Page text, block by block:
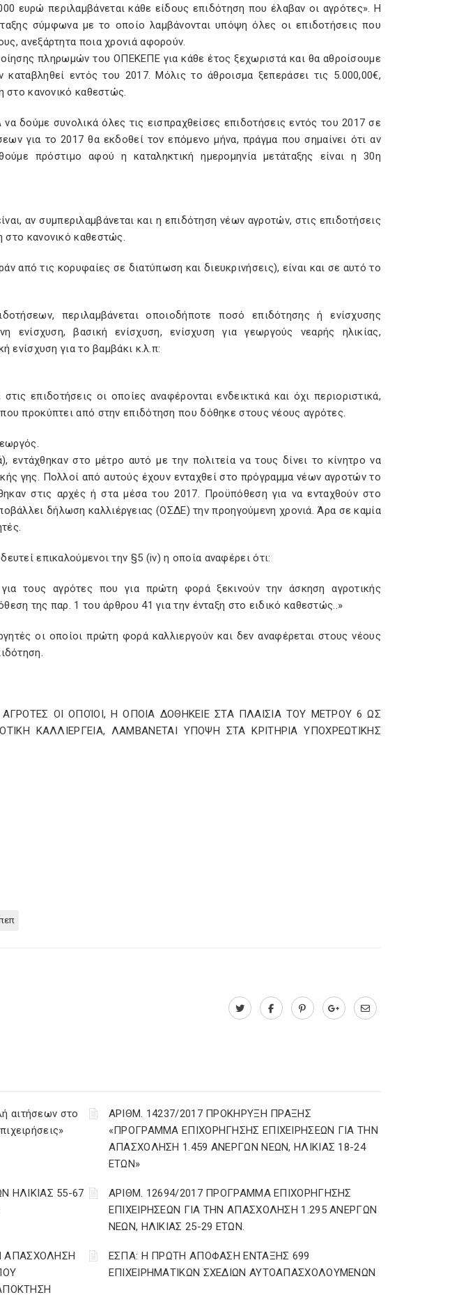
ευρώ περιλαμβάνεται κάθε είδους επιδότηση που έλαβαν οι αγρότες». Η
σύμφωνα με το οποίο λαμβάνονται υπόψη όλες οι επιδοτήσεις που
ανεξάρτητα ποια χρονιά αφορούν.
πληρωμών του ΟΠΕΚΕΠΕ για κάθε έτος ξεχωριστά και θα αθροίσουμε
καταβληθεί εντός του 2017. Μόλις το άθροισμα ξεπεράσει τις 5.000,00€,
στο κανονικό καθεστώς.
δούμε συνολικά όλες τις εισπραχθείσες επιδοτήσεις εντός του 2017 σε
για το 2017 θα εκδοθεί τον επόμενο μήνα, πράγμα που σημαίνει ότι αν
πρόστιμο αφού η καταληκτική ημερομηνία μετάταξης είναι η 30η
αν συμπεριλαμβάνεται και η επιδότηση νέων αγροτών, στις επιδοτήσεις
στο κανονικό καθεστώς.
από τις κορυφαίες σε διατύπωση και διευκρινήσεις), είναι και σε αυτό το
περιλαμβάνεται οποιοδήποτε ποσό επιδότησης ή ενίσχυσης
ενίσχυση, βασική ενίσχυση, ενίσχυση για γεωργούς νεαρής ηλικίας,
ενίσχυση για το βαμβάκι κ.λ.π:
επιδοτήσεις οι οποίες αναφέρονται ενδεικτικά και όχι περιοριστικά,
προκύπτει από στην επιδότηση που δόθηκε στους νέους αγρότες.
εντάχθηκαν στο μέτρο αυτό με την πολιτεία να τους δίνει το κίνητρο να
γης. Πολλοί από αυτούς έχουν ενταχθεί στο πρόγραμμα νέων αγροτών το
στις αρχές ή στα μέσα του 2017. Προϋπόθεση για να ενταχθούν στο
δήλωση καλλιέργειας (ΟΣΔΕ) την προηγούμενη χρονιά. Άρα σε καμία
επικαλούμενοι την §5 (iv) η οποία αναφέρει ότι:
τους αγρότες που για πρώτη φορά ξεκινούν την άσκηση αγροτικής
της παρ. 1 του άρθρου 41 για την ένταξη στο ειδικό καθεστώς..»
οι οποίοι πρώτη φορά καλλιεργούν και δεν αναφέρεται στους νέους
ΟΙ ΟΠΟΊΟΙ, Η ΟΠΟΙΑ ΔΟΘΗΚΕΙΕ ΣΤΑ ΠΛΑΙΣΙΑ ΤΟΥ ΜΕΤΡΟΥ 6 ΩΣ
ΚΑΛΛΙΕΡΓΕΙΑ, ΛΑΜΒΑΝΕΤΑΙ ΥΠΟΨΗ ΣΤΑ ΚΡΙΤΗΡΙΑ ΥΠΟΧΡΕΩΤΙΚΗΣ
αιτήσεων στο
ΑΡΙΘΜ. 14237/2017 ΠΡΟΚΗΡΥΞΗ ΠΡΑΞΗΣ
«ΠΡΟΓΡΑΜΜΑ ΕΠΙΧΟΡΗΓΗΣΗΣ ΕΠΙΧΕΙΡΗΣΕΩΝ ΓΙΑ ΤΗΝ
ΑΠΑΣΧΟΛΗΣΗ 1.459 ΑΝΕΡΓΩΝ ΝΕΩΝ, ΗΛΙΚΙΑΣ 18-24
ΕΤΩΝ»
ΗΛΙΚΙΑΣ 55-67
ΑΡΙΘΜ. 12694/2017 ΠΡΟΓΡΑΜΜΑ ΕΠΙΧΟΡΗΓΗΣΗΣ
ΕΠΙΧΕΙΡΗΣΕΩΝ ΓΙΑ ΤΗΝ ΑΠΑΣΧΟΛΗΣΗ 1.295 ΑΝΕΡΓΩΝ
ΝΕΩΝ, ΗΛΙΚΙΑΣ 25-29 ΕΤΩΝ.
ΑΠΑΣΧΟΛΗΣΗ
ΕΣΠΑ: Η ΠΡΩΤΗ ΑΠΟΦΑΣΗ ΕΝΤΑΞΗΣ 699
ΕΠΙΧΕΙΡΗΜΑΤΙΚΩΝ ΣΧΕΔΙΩΝ ΑΥΤΟΑΠΑΣΧΟΛΟΥΜΕΝΩΝ